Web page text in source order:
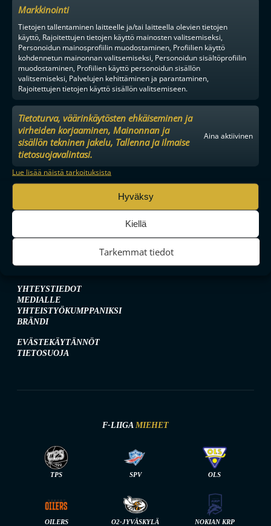
Markkinointi
Tietojen tallentaminen laitteelle ja/tai laitteella olevien tietojen
käyttö, Rajoitettujen tietojen käyttö mainosten valitsemiseksi,
Personoidun mainosprofiilin muodostaminen, Profiilien käyttö
kohdennetun mainonnan valitsemiseksi, Personoidun sisältöprofiilin
muodostaminen, Profiilien käyttö personoidun sisällön
valitsemiseksi, Palvelujen kehittäminen ja parantaminen,
Rajoitettujen tietojen käyttö sisällön valitsemiseen.
Tietoturva, väärinkäytösten ehkäiseminen ja
virheiden korjaaminen, Mainonnan ja
sisällön tekninen jakelu, Tallenna ja ilmaise
tietosuojavalintasi.
Aina aktiivinen
Lue lisää näistä tarkoituksista
Hyväksy
Kiellä
Tarkemmat tiedot
MAAILMAN VIIHDYTTÄVINTÄ SALIBANDYA
SEURAA MEITÄ SOMESSA
YHTEYSTIEDOT
MEDIALLE
YHTEISTYÖKUMPPANIKSI
BRÄNDI
EVÄSTEKÄYTÄNNÖT
TIETOSUOJA
F-LIIGA MIEHET
TPS SPV OLS
OILERS O2-JYVÄSKYLÄ NOKIAN KRP